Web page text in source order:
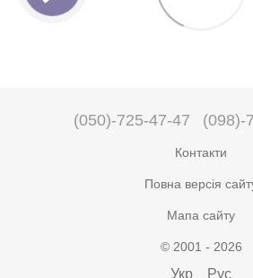
(050)-725-47-47 (098)-
Контакти
Повна версія
Мапа сайту
© 2001 - 2026
Укр Рус